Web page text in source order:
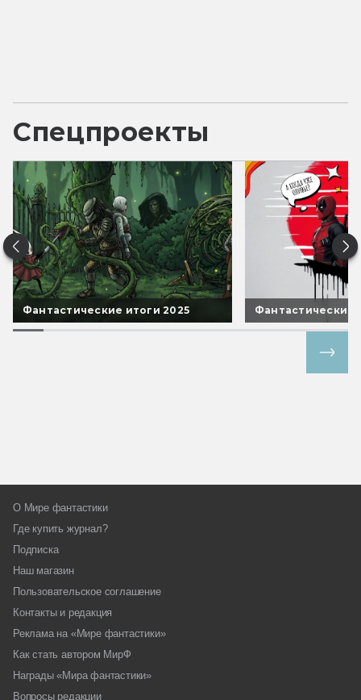
Спецпроекты
Фантастические итоги 2025 Фантастические
О Мире фантастики
Где купить журнал?
Подписка
Наш магазин
Пользовательское соглашение
Контакты и редакция
Реклама на «Мире фантастики»
Как стать автором МирФ
Награды «Мира фантастики»
Вопросы редакции